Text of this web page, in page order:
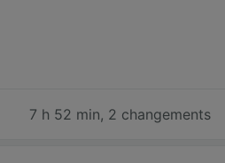
7 h 52 min, 2 changements